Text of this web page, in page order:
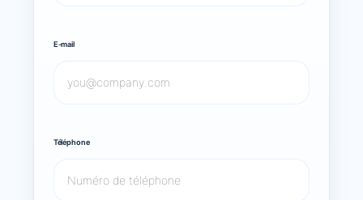
E-mail
Téléphone